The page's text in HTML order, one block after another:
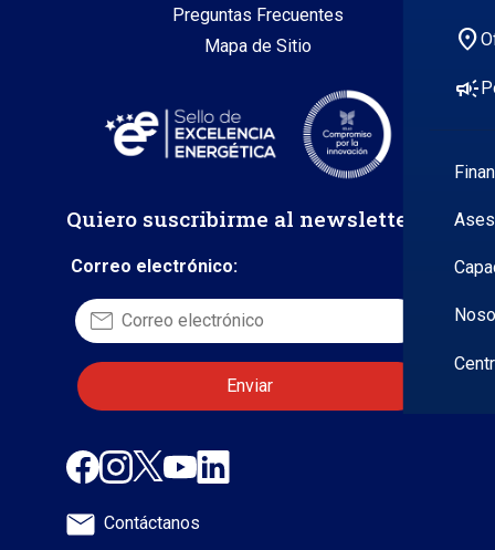
location_on
campaign
Preguntas Frecuentes
Mapa de Sitio
Quiero suscribirme al newsletter
Correo electrónico:
Contáctanos